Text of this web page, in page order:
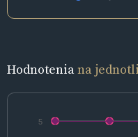
Hodnoteniana
5